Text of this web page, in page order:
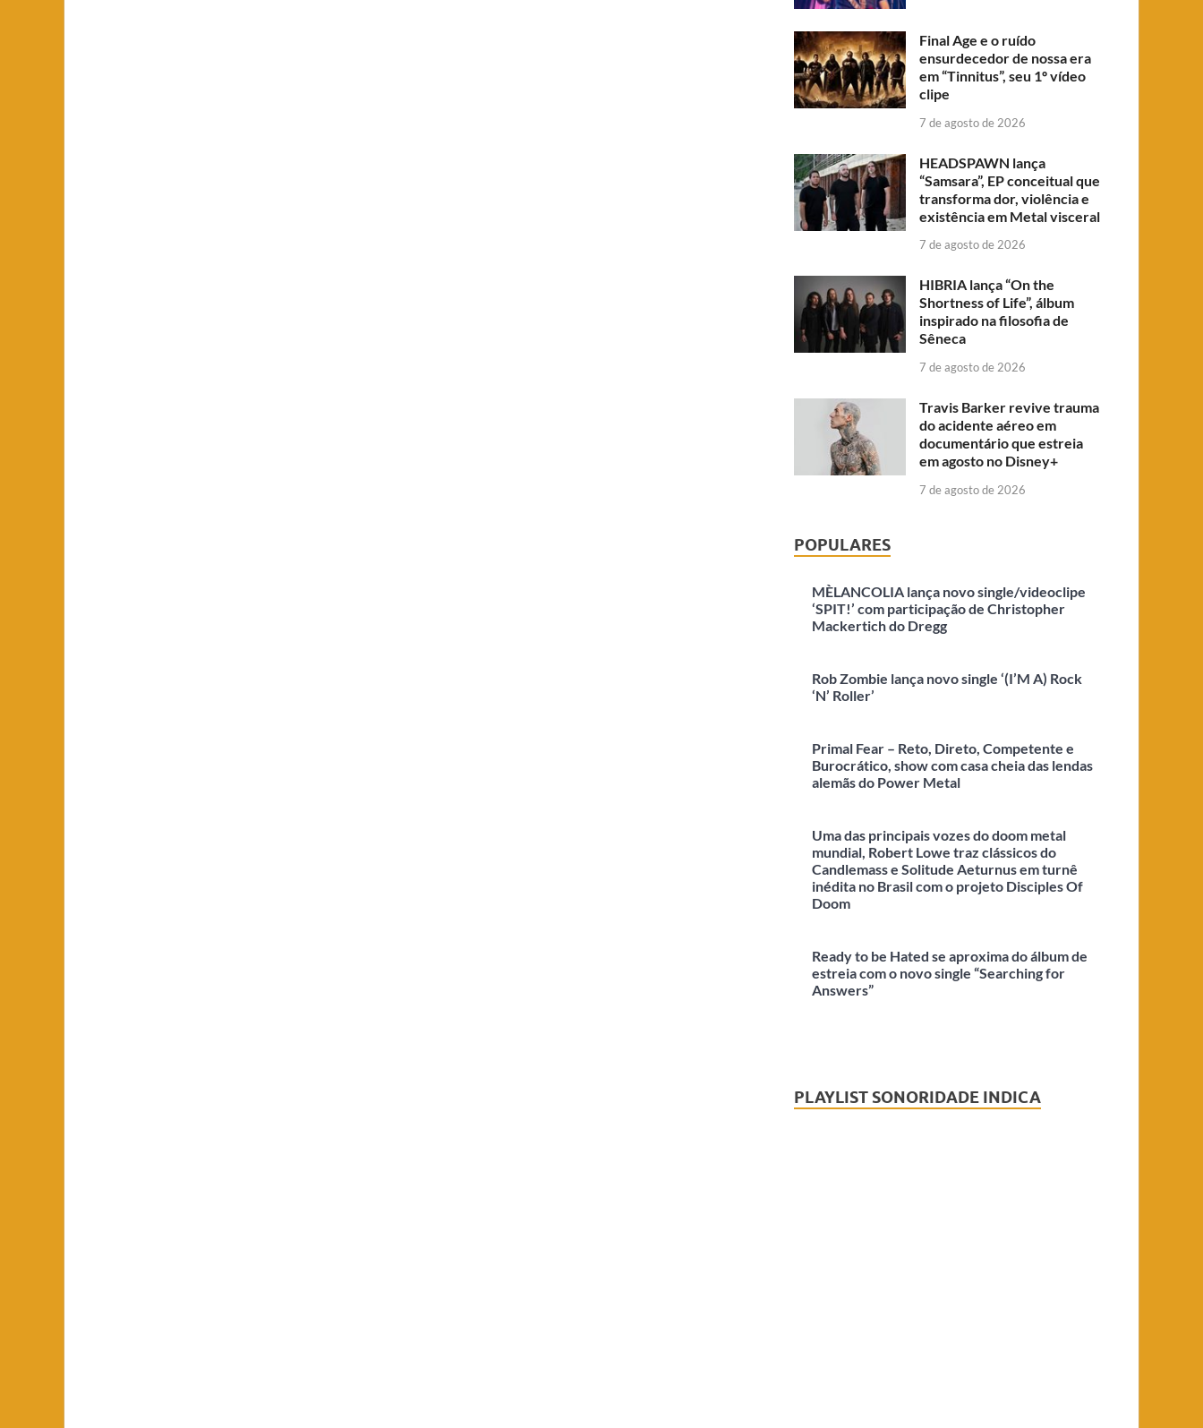
Final Age e o ruído
ensurdecedor de nossa era
em “Tinnitus”, seu 1º vídeo
clipe
7 de agosto de 2026
HEADSPAWN lança
“Samsara”, EP conceitual que
transforma dor, violência e
existência em Metal visceral
7 de agosto de 2026
HIBRIA lança “On the
Shortness of Life”, álbum
inspirado na filosofia de
Sêneca
7 de agosto de 2026
Travis Barker revive trauma
do acidente aéreo em
documentário que estreia
em agosto no Disney+
7 de agosto de 2026
POPULARES
MÈLANCOLIA lança novo single/videoclipe
‘SPIT!’ com participação de Christopher
Mackertich do Dregg
Rob Zombie lança novo single ‘(I’M A) Rock
‘N’ Roller’
Primal Fear – Reto, Direto, Competente e
Burocrático, show com casa cheia das lendas
alemãs do Power Metal
Uma das principais vozes do doom metal
mundial, Robert Lowe traz clássicos do
Candlemass e Solitude Aeturnus em turnê
inédita no Brasil com o projeto Disciples Of
Doom
Ready to be Hated se aproxima do álbum de
estreia com o novo single “Searching for
Answers”
PLAYLIST SONORIDADE INDICA